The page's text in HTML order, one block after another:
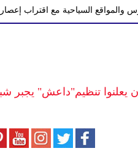
السياحية مع اقتراب إعصار دولفين
يعلنوا تنظيم"داعش" يجبر